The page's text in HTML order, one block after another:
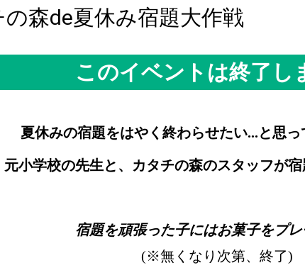
の森de夏休み宿題大作戦
このイベントは終了し
夏休みの宿題をはやく終わらせたい...と思っ
元小学校の先生と、カタチの森のスタッフが宿
宿題を頑張った子にはお菓子をプレ
(※無くなり次第、終了)